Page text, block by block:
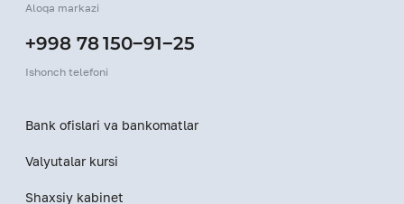
Aloqa markazi
+998 78 150−91−25
Ishonch telefoni
Bank ofislari va bankomatlar
Valyutalar kursi
Shaxsiy kabinet